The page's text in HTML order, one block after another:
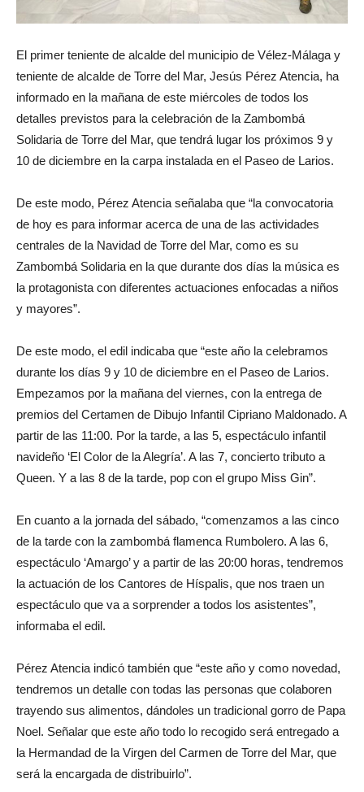
El primer teniente de alcalde del municipio de Vélez-Málaga y
teniente de alcalde de Torre del Mar, Jesús Pérez Atencia, ha
informado en la mañana de este miércoles de todos los
detalles previstos para la celebración de la Zambombá
Solidaria de Torre del Mar, que tendrá lugar los próximos 9 y
10 de diciembre en la carpa instalada en el Paseo de Larios.
De este modo, Pérez Atencia señalaba que “la convocatoria
de hoy es para informar acerca de una de las actividades
centrales de la Navidad de Torre del Mar, como es su
Zambombá Solidaria en la que durante dos días la música es
la protagonista con diferentes actuaciones enfocadas a niños
y mayores”.
De este modo, el edil indicaba que “este año la celebramos
durante los días 9 y 10 de diciembre en el Paseo de Larios.
Empezamos por la mañana del viernes, con la entrega de
premios del Certamen de Dibujo Infantil Cipriano Maldonado. A
partir de las 11:00. Por la tarde, a las 5, espectáculo infantil
navideño ‘El Color de la Alegría’. A las 7, concierto tributo a
Queen. Y a las 8 de la tarde, pop con el grupo Miss Gin”.
En cuanto a la jornada del sábado, “comenzamos a las cinco
de la tarde con la zambombá flamenca Rumbolero. A las 6,
espectáculo ‘Amargo’ y a partir de las 20:00 horas, tendremos
la actuación de los Cantores de Híspalis, que nos traen un
espectáculo que va a sorprender a todos los asistentes”,
informaba el edil.
Pérez Atencia indicó también que “este año y como novedad,
tendremos un detalle con todas las personas que colaboren
trayendo sus alimentos, dándoles un tradicional gorro de Papa
Noel. Señalar que este año todo lo recogido será entregado a
la Hermandad de la Virgen del Carmen de Torre del Mar, que
será la encargada de distribuirlo”.